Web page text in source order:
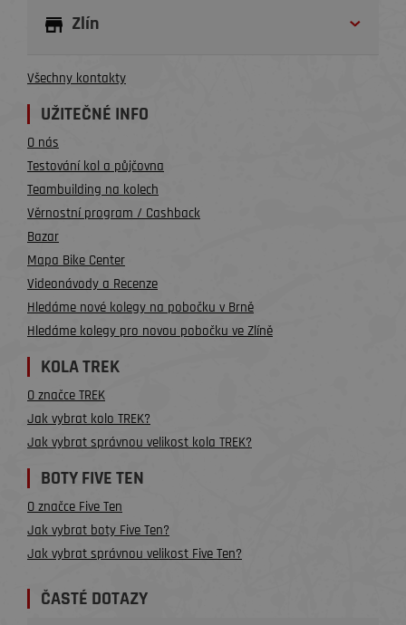
Zlín
Všechny kontakty
UŽITEČNÉ INFO
O nás
Testování kol a půjčovna
Teambuilding na kolech
Věrnostní program / Cashback
Bazar
Mapa Bike Center
Videonávody a Recenze
Hledáme nové kolegy na pobočku v Brně
Hledáme kolegy pro novou pobočku ve Zlíně
KOLA TREK
O značce TREK
Jak vybrat kolo TREK?
Jak vybrat správnou velikost kola TREK?
BOTY FIVE TEN
O značce Five Ten
Jak vybrat boty Five Ten?
Jak vybrat správnou velikost Five Ten?
ČASTÉ DOTAZY